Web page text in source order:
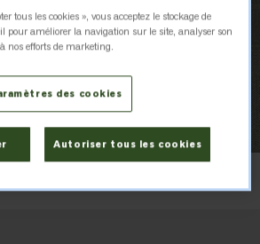
tous les cookies », vous acceptez le stockage de
pour améliorer la navigation sur le site, analyser son
nos efforts de marketing.
des cookies
Autoriser tous les cookies